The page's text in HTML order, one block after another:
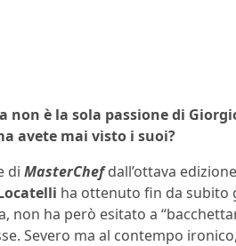
non è la sola passione di
avete mai visto i suoi?
di MasterChef dall’ottava
ha ottenuto fin da subito
non ha però esitato a
Severo ma al contempo